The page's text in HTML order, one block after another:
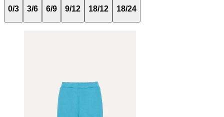
0/3 3/6 6/9 9/12 18/12 18/24